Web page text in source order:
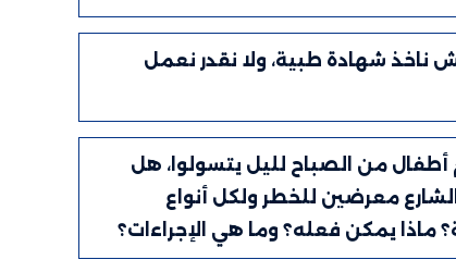
شهادة طبية، ولا نقدر نعمل
من الصباح لليل يتسولوا، هل
معرضين للخطر ولكل أنواع
ماذا يمكن فعله؟ وما هي الإجراءات؟